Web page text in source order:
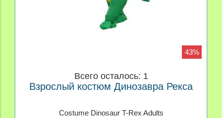
43%
Всего осталось: 1
Взрослый костюм Динозавра Рекса
Costume Dinosaur T-Rex Adults